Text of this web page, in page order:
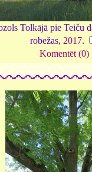
Tolkājā pie Teiču
robežas, 2017.
Komentēt (0)